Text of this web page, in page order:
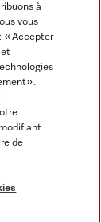
à
vous
« Accepter
de